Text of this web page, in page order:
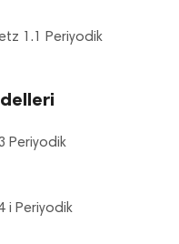
1.1 Periyodik
Periyodik
i Periyodik